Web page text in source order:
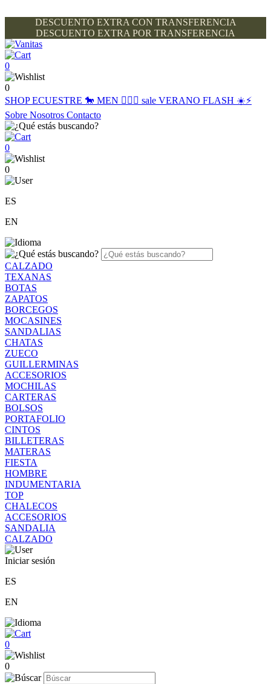
DESCUENTO EXTRA CON TRANSFERENCIA
DESCUENTO EXTRA POR TRANSFERENCIA
0
0
SHOPECUESTRE 🐎 MEN 🙋🏽‍♂️ sale VERANO FLASH ☀️⚡️
Sobre Nosotros Contacto
0
0
ES
EN
CALZADO
TEXANAS
BOTAS
ZAPATOS
BORCEGOS
MOCASINES
SANDALIAS
CHATAS
ZUECO
GUILLERMINAS
ACCESORIOS
MOCHILAS
CARTERAS
BOLSOS
PORTAFOLIO
CINTOS
BILLETERAS
MATERAS
FIESTA
HOMBRE
INDUMENTARIA
TOP
CHALECOS
ACCESORIOS
SANDALIA
CALZADO
Iniciar sesión
ES
EN
0
0